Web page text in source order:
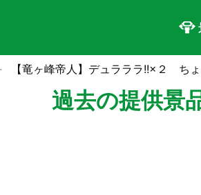
【竜ヶ峰帝人】デュラララ!!×２ ち
過去の提供景